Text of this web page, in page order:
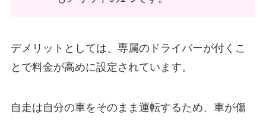
デメリットとしては、専属のドライバーが付くこ
とで料金が高めに設定されています。
自走は自分の車をそのまま運転するため、車が傷